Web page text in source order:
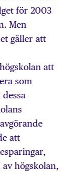
för 2003
Men
gäller att
att
som
att
högskolan,